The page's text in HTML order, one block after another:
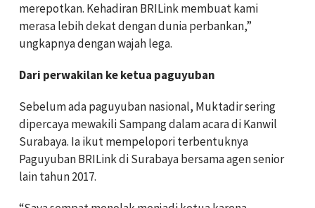
merepotkan. Kehadiran BRILink membuat kami
merasa lebih dekat dengan dunia perbankan,”
ungkapnya dengan wajah lega.
Dari perwakilan ke ketua paguyuban
Sebelum ada paguyuban nasional, Muktadir sering
dipercaya mewakili Sampang dalam acara di Kanwil
Surabaya. Ia ikut mempelopori terbentuknya
Paguyuban BRILink di Surabaya bersama agen senior
lain tahun 2017.